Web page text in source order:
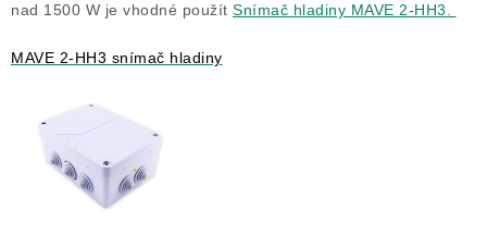
OBĚHOVÁ ČERPADLA
DOMÁCÍ VODÁRNY
POVRCHOVÁ ČERPADLA
BAZÉNOVÁ ČERPADLA
nad 1500 W je vhodné použít Snímač hladiny MAVE 2-HH3.
MAVE 2-HH3 snímač hladiny